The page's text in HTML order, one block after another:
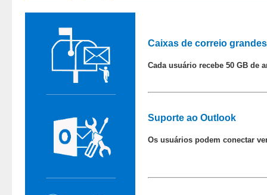
Caixas de correio grandes
Cada usuário recebe 50 GB de
Suporte ao Outlook
Os usuários podem conectar